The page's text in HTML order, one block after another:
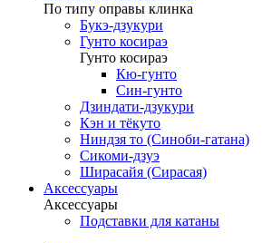
По типу оправы клинка
Букэ-дзукури
Гунто косираэ
Гунто косираэ
Кю-гунто
Син-гунто
Дзиндати-дзукури
Кэн и тёкуто
Ниндзя то (Синоби-гатана)
Сикоми-дзуэ
Ширасайя (Сирасая)
Аксессуары
Аксессуары
Подставки для катаны